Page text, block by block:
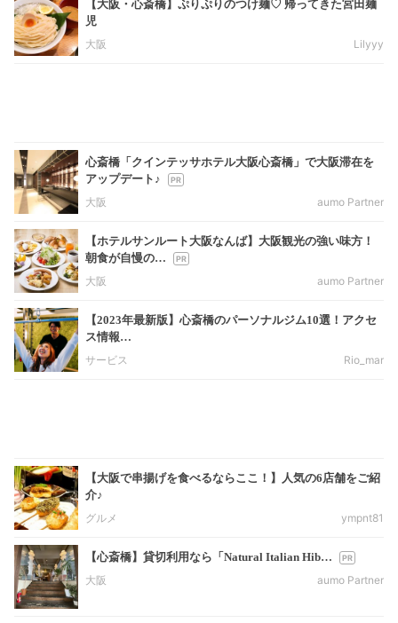
【大阪・心斎橋】ぷりぷりのつけ麺♡ 帰ってきた宮田麺
児
大阪
Lilyyy
心斎橋「クインテッサホテル大阪心斎橋」で大阪滞在を
アップデート♪
大阪
aumo Partner
【ホテルサンルート大阪なんば】大阪観光の強い味方！
朝食が自慢の…
大阪
aumo Partner
【2023年最新版】心斎橋のパーソナルジム10選！アクセ
ス情報…
サービス
Rio_mar
【大阪で串揚げを食べるならここ！】人気の6店舗をご紹
介♪
グルメ
ympnt81
【心斎橋】貸切利用なら「Natural Italian Hib…
大阪
aumo Partner